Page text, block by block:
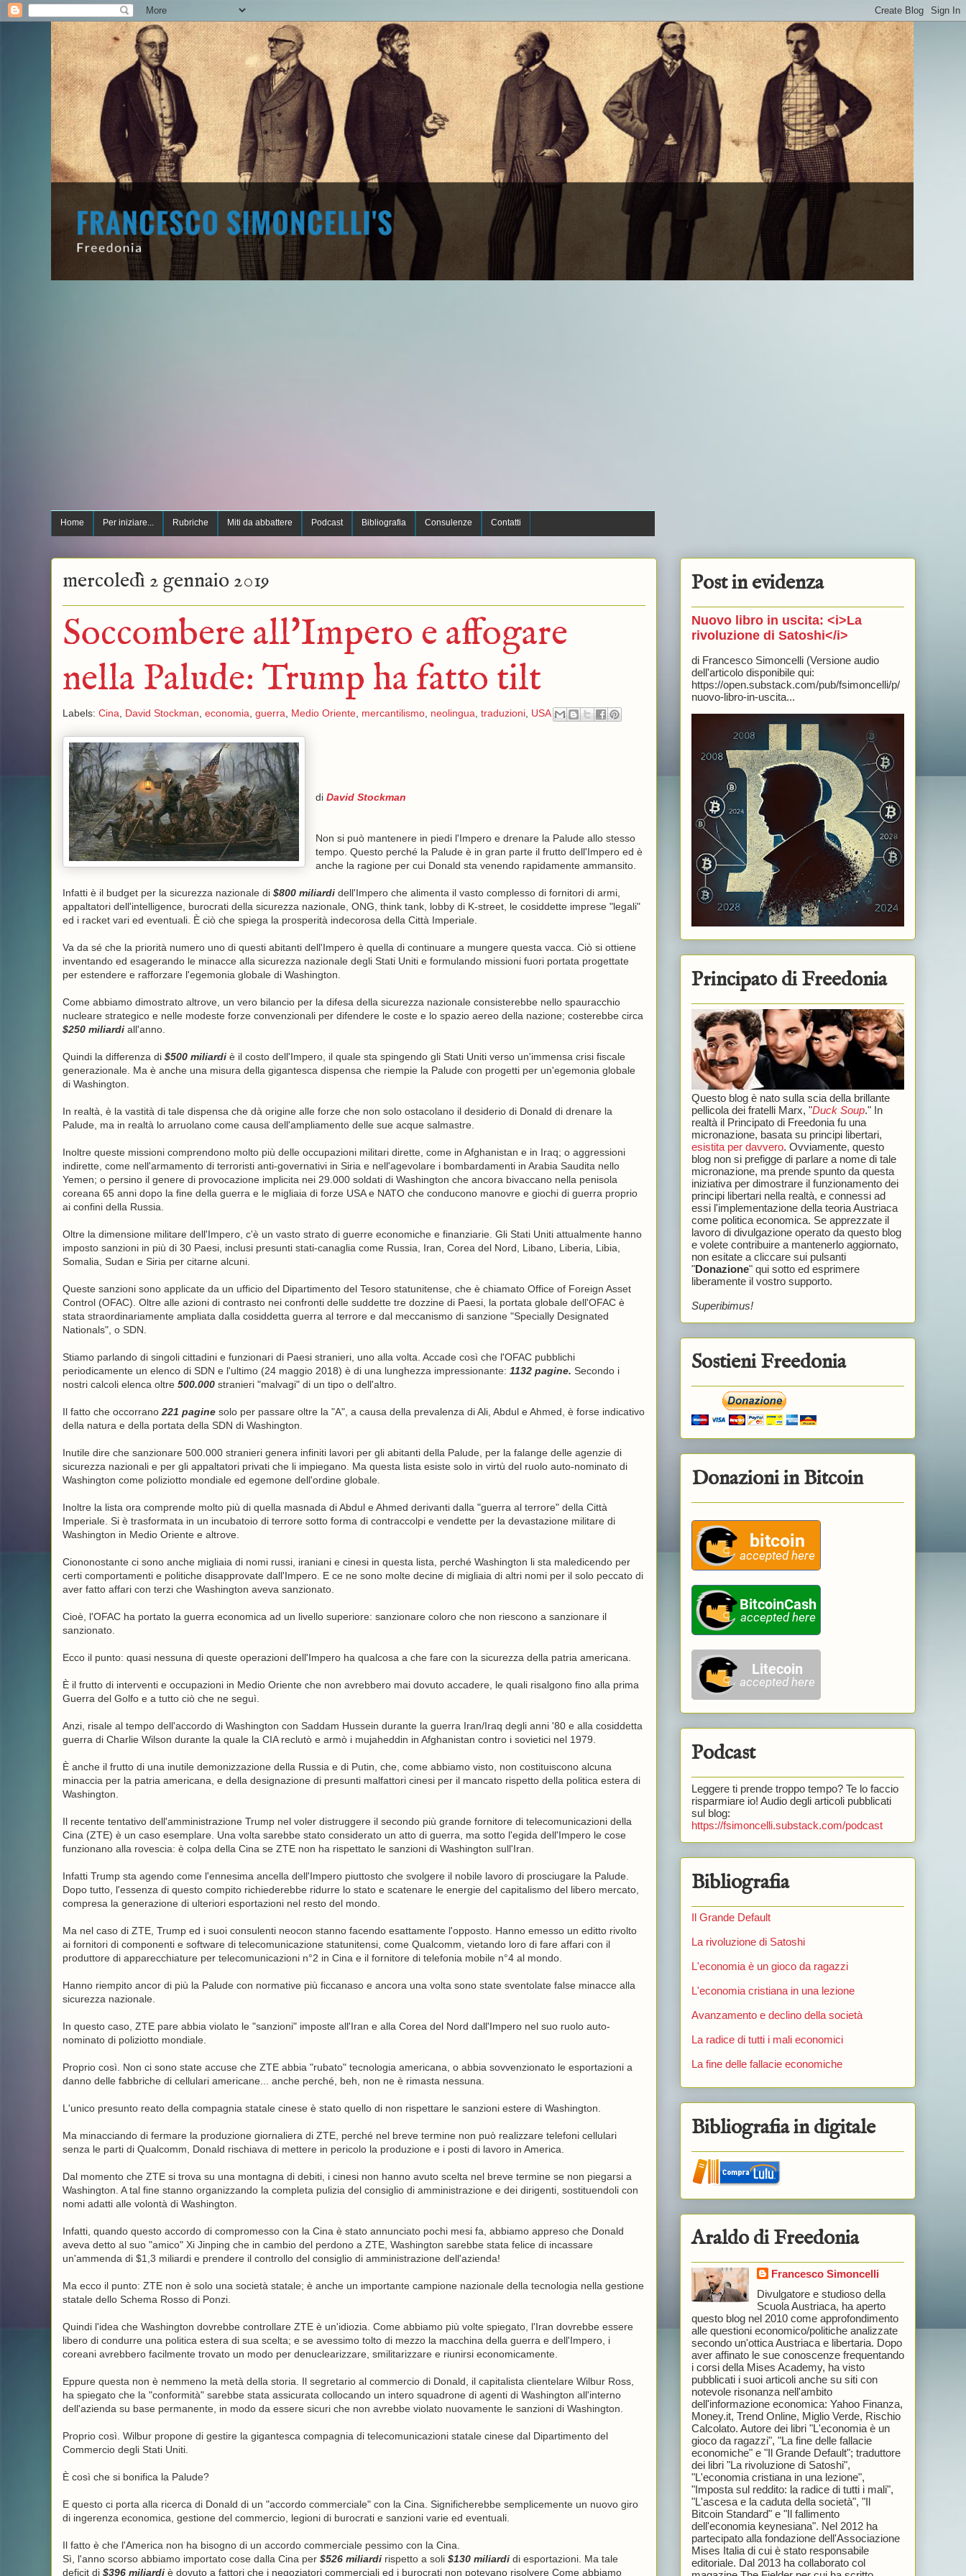
Home Per iniziare... Rubriche Miti da abbattere Podcast Bibliografia Consulenze Contatti
mercoledì 2 gennaio 2019
Soccombere all'Impero e affogare
nella Palude: Trump ha fatto tilt
Labels: Cina, David Stockman, economia, guerra, Medio Oriente, mercantilismo, neolingua, traduzioni, USA
di David Stockman
Non si può mantenere in piedi l'Impero e drenare la Palude allo stesso
tempo. Questo perché la Palude è in gran parte il frutto dell'Impero ed è
anche la ragione per cui Donald sta venendo rapidamente ammansito.
Infatti è il budget per la sicurezza nazionale di $800 miliardidell'Impero che alimenta il vasto complesso di fornitori di armi,
appaltatori dell'intelligence, burocrati della sicurezza nazionale, ONG, think tank, lobby di K-street, le cosiddette imprese "legali"
ed i racket vari ed eventuali. È ciò che spiega la prosperità indecorosa della Città Imperiale.
Va da sé che la priorità numero uno di questi abitanti dell'Impero è quella di continuare a mungere questa vacca. Ciò si ottiene
inventando ed esagerando le minacce alla sicurezza nazionale degli Stati Uniti e formulando missioni fuori portata progettate
per estendere e rafforzare l'egemonia globale di Washington.
Come abbiamo dimostrato altrove, un vero bilancio per la difesa della sicurezza nazionale consisterebbe nello spauracchio
nucleare strategico e nelle modeste forze convenzionali per difendere le coste e lo spazio aereo della nazione; costerebbe circa
$250 miliardiall'anno.
Quindi la differenza di $500 miliardiè il costo dell'Impero, il quale sta spingendo gli Stati Uniti verso un'immensa crisi fiscale
generazionale. Ma è anche una misura della gigantesca dispensa che riempie la Palude con progetti per un'egemonia globale
di Washington.
In realtà, è la vastità di tale dispensa che dà origine alle forze che non solo ostacolano il desiderio di Donald di drenare la
Palude, ma in realtà lo arruolano come causa dell'ampliamento delle sue acque salmastre.
Inoltre queste missioni comprendono molto più delle occupazioni militari dirette, come in Afghanistan e in Iraq; o aggressioni
indirette, come nell'armamento di terroristi anti-governativi in Siria e nell'agevolare i bombardamenti in Arabia Saudita nello
Yemen; o persino il genere di provocazione implicita nei 29.000 soldati di Washington che ancora bivaccano nella penisola
coreana 65 anni dopo la fine della guerra e le migliaia di forze USA e NATO che conducono manovre e giochi di guerra proprio
ai confini della Russia.
Oltre la dimensione militare dell'Impero, c'è un vasto strato di guerre economiche e finanziarie. Gli Stati Uniti attualmente hanno
imposto sanzioni in più di 30 Paesi, inclusi presunti stati-canaglia come Russia, Iran, Corea del Nord, Libano, Liberia, Libia,
Somalia, Sudan e Siria per citarne alcuni.
Queste sanzioni sono applicate da un ufficio del Dipartimento del Tesoro statunitense, che è chiamato Office of Foreign Asset
Control (OFAC). Oltre alle azioni di contrasto nei confronti delle suddette tre dozzine di Paesi, la portata globale dell'OFAC è
stata straordinariamente ampliata dalla cosiddetta guerra al terrore e dal meccanismo di sanzione "Specially Designated
Nationals", o SDN.
Stiamo parlando di singoli cittadini e funzionari di Paesi stranieri, uno alla volta. Accade così che l'OFAC pubblichi
periodicamente un elenco di SDN e l'ultimo (24 maggio 2018) è di una lunghezza impressionante: 1132 pagine. Secondo i
nostri calcoli elenca oltre 500.000stranieri "malvagi" di un tipo o dell'altro.
Il fatto che occorrano 221 paginesolo per passare oltre la "A", a causa della prevalenza di Ali, Abdul e Ahmed, è forse indicativo
della natura e della portata della SDN di Washington.
Inutile dire che sanzionare 500.000 stranieri genera infiniti lavori per gli abitanti della Palude, per la falange delle agenzie di
sicurezza nazionali e per gli appaltatori privati ​​che li impiegano. Ma questa lista esiste solo in virtù del ruolo auto-nominato di
Washington come poliziotto mondiale ed egemone dell'ordine globale.
Inoltre la lista ora comprende molto più di quella masnada di Abdul e Ahmed derivanti dalla "guerra al terrore" della Città
Imperiale. Si è trasformata in un incubatoio di terrore sotto forma di contraccolpi e vendette per la devastazione militare di
Washington in Medio Oriente e altrove.
Ciononostante ci sono anche migliaia di nomi russi, iraniani e cinesi in questa lista, perché Washington li sta maledicendo per
certi comportamenti e politiche disapprovate dall'Impero. E ce ne sono molte decine di migliaia di altri nomi per il solo peccato di
aver fatto affari con terzi che Washington aveva sanzionato.
Cioè, l'OFAC ha portato la guerra economica ad un livello superiore: sanzionare coloro che non riescono a sanzionare il
sanzionato.
Ecco il punto: quasi nessuna di queste operazioni dell'Impero ha qualcosa a che fare con la sicurezza della patria americana.
È il frutto di interventi e occupazioni in Medio Oriente che non avrebbero mai dovuto accadere, le quali risalgono fino alla prima
Guerra del Golfo e a tutto ciò che ne seguì.
Anzi, risale al tempo dell'accordo di Washington con Saddam Hussein durante la guerra Iran/Iraq degli anni '80 e alla cosiddetta
guerra di Charlie Wilson durante la quale la CIA reclutò e armò i mujaheddin in Afghanistan contro i sovietici nel 1979.
È anche il frutto di una inutile demonizzazione della Russia e di Putin, che, come abbiamo visto, non costituiscono alcuna
minaccia per la patria americana, e della designazione di presunti malfattori cinesi per il mancato rispetto della politica estera di
Washington.
Il recente tentativo dell'amministrazione Trump nel voler distruggere il secondo più grande fornitore di telecomunicazioni della
Cina (ZTE) è un caso esemplare. Una volta sarebbe stato considerato un atto di guerra, ma sotto l'egida dell'Impero le cose
funzionano alla rovescia: è colpa della Cina se ZTE non ha rispettato le sanzioni di Washington sull'Iran.
Infatti Trump sta agendo come l'ennesima ancella dell'Impero piuttosto che svolgere il nobile lavoro di prosciugare la Palude.
Dopo tutto, l'essenza di questo compito richiederebbe ridurre lo stato e scatenare le energie del capitalismo del libero mercato,
compresa la generazione di ulteriori esportazioni nel resto del mondo.
Ma nel caso di ZTE, Trump ed i suoi consulenti neocon stanno facendo esattamente l'opposto. Hanno emesso un editto rivolto
ai fornitori di componenti e software di telecomunicazione statunitensi, come Qualcomm, vietando loro di fare affari con il
produttore di apparecchiature per telecomunicazioni n°2 in Cina e il fornitore di telefonia mobile n°4 al mondo.
Hanno riempito ancor di più la Palude con normative più ficcanaso e ancora una volta sono state sventolate false minacce alla
sicurezza nazionale.
In questo caso, ZTE pare abbia violato le "sanzioni" imposte all'Iran e alla Corea del Nord dall'Impero nel suo ruolo auto-
nominato di poliziotto mondiale.
Proprio così. Non ci sono state accuse che ZTE abbia "rubato" tecnologia americana, o abbia sovvenzionato le esportazioni a
danno delle fabbriche di cellulari americane... anche perché, beh, non ne è rimasta nessuna.
L'unico presunto reato della compagnia statale cinese è stato quello di non rispettare le sanzioni estere di Washington.
Ma minacciando di fermare la produzione giornaliera di ZTE, perché nel breve termine non può realizzare telefoni cellulari
senza le parti di Qualcomm, Donald rischiava di mettere in pericolo la produzione e i posti di lavoro in America.
Dal momento che ZTE si trova su una montagna di debiti, i cinesi non hanno avuto scelta nel breve termine se non piegarsi a
Washington. A tal fine stanno organizzando la completa pulizia del consiglio di amministrazione e dei dirigenti, sostituendoli con
nomi adatti alle volontà di Washington.
Infatti, quando questo accordo di compromesso con la Cina è stato annunciato pochi mesi fa, abbiamo appreso che Donald
aveva detto al suo "amico" Xi Jinping che in cambio del perdono a ZTE, Washington sarebbe stata felice di incassare
un'ammenda di $1,3 miliardi e prendere il controllo del consiglio di amministrazione dell'azienda!
Ma ecco il punto: ZTE non è solo una società statale; è anche un importante campione nazionale della tecnologia nella gestione
statale dello Schema Rosso di Ponzi.
Quindi l'idea che Washington dovrebbe controllare ZTE è un'idiozia. Come abbiamo più volte spiegato, l'Iran dovrebbe essere
libero di condurre una politica estera di sua scelta; e se avessimo tolto di mezzo la macchina della guerra e dell'Impero, i
coreani avrebbero facilmente trovato un modo per denuclearizzare, smilitarizzare e riunirsi economicamente.
Eppure questa non è nemmeno la metà della storia. Il segretario al commercio di Donald, il capitalista clientelare Wilbur Ross,
ha spiegato che la "conformità" sarebbe stata assicurata collocando un intero squadrone di agenti di Washington all'interno
dell'azienda su base permanente, in modo da essere sicuri che non avrebbe violato nuovamente le sanzioni di Washington.
Proprio così. Wilbur propone di gestire la gigantesca compagnia di telecomunicazioni statale cinese dal Dipartimento del
Commercio degli Stati Uniti.
È così che si bonifica la Palude?
E questo ci porta alla ricerca di Donald di un "accordo commerciale" con la Cina. Significherebbe semplicemente un nuovo giro
di ingerenza economica, gestione del commercio, legioni di burocrati e sanzioni varie ed eventuali.
Il fatto è che l'America non ha bisogno di un accordo commerciale pessimo con la Cina.
Sì, l'anno scorso abbiamo importato cose dalla Cina per $526 miliardirispetto a soli $130 miliardidi esportazioni. Ma tale
deficit di $396 miliardiè dovuto a fattori che i negoziatori commerciali ed i burocrati non potevano risolvere Come abbiamo
Post in evidenza
Nuovo libro in uscita: <i>La
rivoluzione di Satoshi</i>
di Francesco Simoncelli (Versione audio
dell'articolo disponibile qui:
https://open.substack.com/pub/fsimoncelli/p/
nuovo-libro-in-uscita...
Principato di Freedonia
Questo blog è nato sulla scia della brillante
pellicola dei fratelli Marx, "Duck Soup." In
realtà il Principato di Freedonia fu una
micronazione, basata su principi libertari,
esistita per davvero. Ovviamente, questo
blog non si prefigge di parlare a nome di tale
micronazione, ma prende spunto da questa
iniziativa per dimostrare il funzionamento dei
principi libertari nella realtà, e connessi ad
essi l'implementazione della teoria Austriaca
come politica economica. Se apprezzate il
lavoro di divulgazione operato da questo blog
e volete contribuire a mantenerlo aggiornato,
non esitate a cliccare sui pulsanti
"Donazione" qui sotto ed esprimere
liberamente il vostro supporto.
Superibimus!
Sostieni Freedonia
Donazioni in Bitcoin
Podcast
Leggere ti prende troppo tempo? Te lo faccio
risparmiare io! Audio degli articoli pubblicati
sul blog:
https://fsimoncelli.substack.com/podcast
Bibliografia
Il Grande Default
La rivoluzione di Satoshi
L'economia è un gioco da ragazzi
L'economia cristiana in una lezione
Avanzamento e declino della società
La radice di tutti i mali economici
La fine delle fallacie economiche
Bibliografia in digitale
Araldo di Freedonia
Francesco Simoncelli
Divulgatore e studioso della
Scuola Austriaca, ha aperto
questo blog nel 2010 come approfondimento
alle questioni economico/politiche analizzate
secondo un'ottica Austriaca e libertaria. Dopo
aver affinato le sue conoscenze frequentando
i corsi della Mises Academy, ha visto
pubblicati i suoi articoli anche su siti con
notevole risonanza nell'ambito
dell'informazione economica: Yahoo Finanza,
Money.it, Trend Online, Miglio Verde, Rischio
Calcolato. Autore dei libri "L'economia è un
gioco da ragazzi", "La fine delle fallacie
economiche" e "Il Grande Default"; traduttore
dei libri "La rivoluzione di Satoshi",
"L'economia cristiana in una lezione",
"Imposta sul reddito: la radice di tutti i mali",
"L'ascesa e la caduta della società", "Il
Bitcoin Standard" e "Il fallimento
dell'economia keynesiana". Nel 2012 ha
partecipato alla fondazione dell'Associazione
Mises Italia di cui è stato responsabile
editoriale. Dal 2013 ha collaborato col